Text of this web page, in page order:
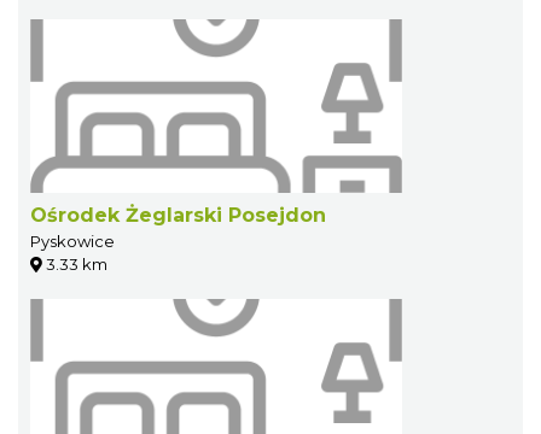
Ośrodek Żeglarski Posejdon
Pyskowice
3.33 km